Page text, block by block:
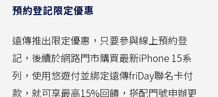
預約登記限定優惠
遠傳推出限定優惠，只要參與線上預約登
記，後續於網路門市購買最新iPhone 15系
列，使用悠遊付並綁定遠傳friDay聯名卡付
款，就可享最高15%回饋，搭配門號申辦更